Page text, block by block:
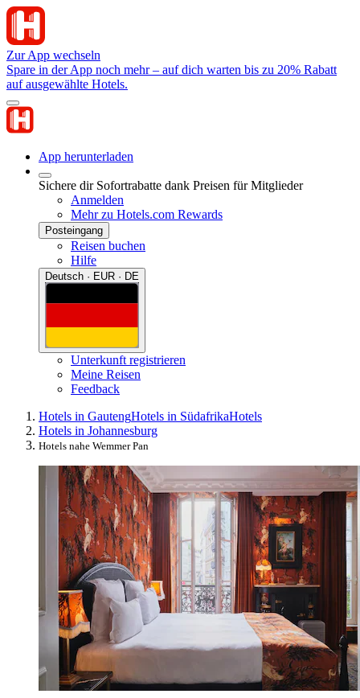
Zur App wechseln
Spare in der App noch mehr – auf dich warten bis zu 20% Rabatt
auf ausgewählte Hotels.
App herunterladen
Sichere dir Sofortrabatte dank Preisen für Mitglieder
Anmelden
Mehr zu Hotels.com Rewards
Posteingang
Reisen buchen
Hilfe
Deutsch · EUR · DE
Unterkunft registrieren
Meine Reisen
Feedback
Hotels in GautengHotels in SüdafrikaHotels
Hotels in Johannesburg
Hotels nahe Wemmer Pan